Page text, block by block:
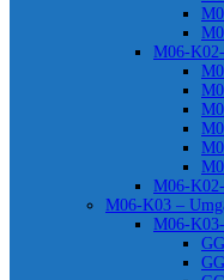
M06-
M06-
M06-K03 –
M06-